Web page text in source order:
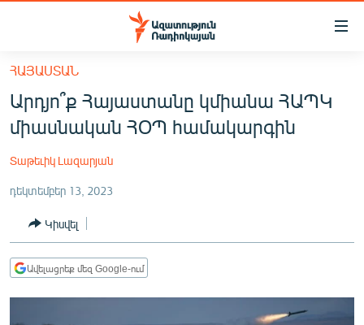
Մատչելիության
հիմնական
բովանդակությանը
Անցնել
հիմնական
մենյուին
ՀԱՅԱՍՏԱՆ
ՔԱՂԱՔԱԿԱՆ
ԸՆՏՐՈՒԹՅՈՒՆՆԵՐ 2026
ԻՐԱՎՈՒՆՔ
ՀԱՍԱՐԱԿՈՒԹՅՈՒՆ
ՏՆՏԵՍՈՒԹՅՈՒՆ
ՀԱՅԱՍՏԱՆ
Արդյո՞ք Հայաստանը կմիանա ՀԱՊԿ
միասնական ՀՕՊ համակարգին
Տաթեւիկ Լազարյան
դեկտեմբեր 13, 2023
Կիսվել
Ավելացրեք մեզ Google-ում